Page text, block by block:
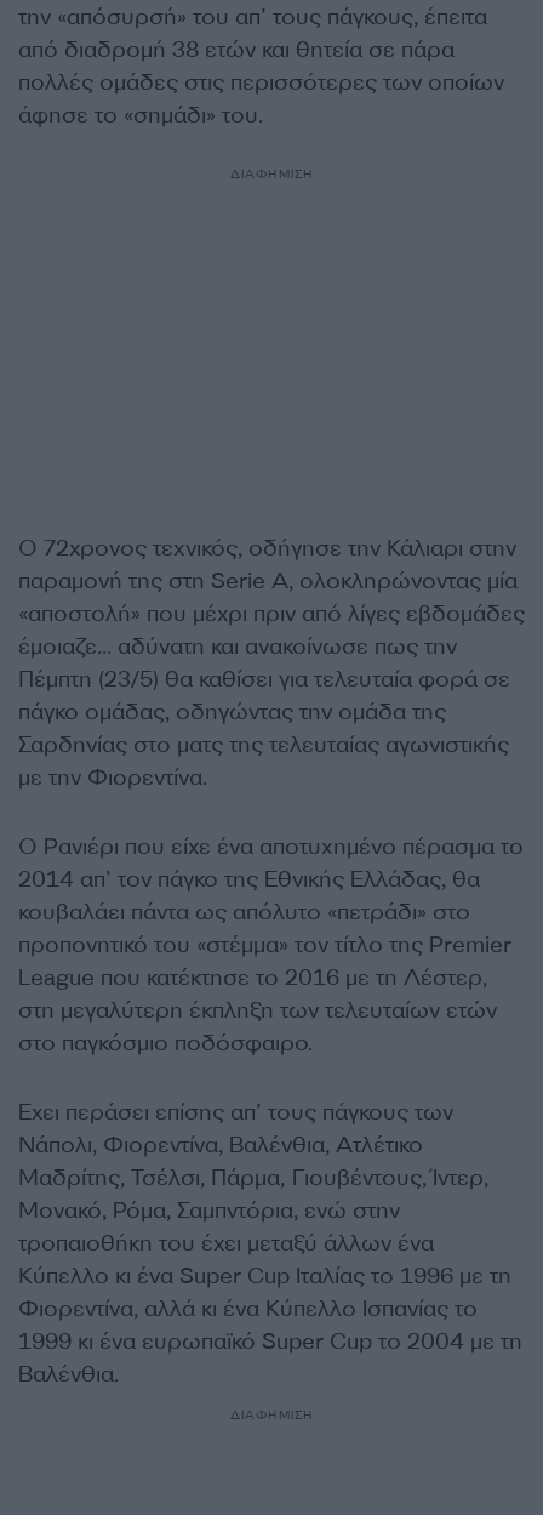
την «απόσυρσή» του απ’ τους πάγκους, έπειτα
από διαδρομή 38 ετών και θητεία σε πάρα
πολλές ομάδες στις περισσότερες των οποίων
άφησε το «σημάδι» του.
ΔΙΑΦΗΜΙΣΗ
Ο 72χρονος τεχνικός, οδήγησε την Κάλιαρι στην
παραμονή της στη Serie A, ολοκληρώνοντας μία
«αποστολή» που μέχρι πριν από λίγες εβδομάδες
έμοιαζε… αδύνατη και ανακοίνωσε πως την
Πέμπτη (23/5) θα καθίσει για τελευταία φορά σε
πάγκο ομάδας, οδηγώντας την ομάδα της
Σαρδηνίας στο ματς της τελευταίας αγωνιστικής
με την Φιορεντίνα.
Ο Ρανιέρι που είχε ένα αποτυχημένο πέρασμα το
2014 απ’ τον πάγκο της Εθνικής Ελλάδας, θα
κουβαλάει πάντα ως απόλυτο «πετράδι» στο
προπονητικό του «στέμμα» τον τίτλο της Premier
League που κατέκτησε το 2016 με τη Λέστερ,
στη μεγαλύτερη έκπληξη των τελευταίων ετών
στο παγκόσμιο ποδόσφαιρο.
Εχει περάσει επίσης απ’ τους πάγκους των
Νάπολι, Φιορεντίνα, Βαλένθια, Ατλέτικο
Μαδρίτης, Τσέλσι, Πάρμα, Γιουβέντους, Ίντερ,
Μονακό, Ρόμα, Σαμπντόρια, ενώ στην
τροπαιοθήκη του έχει μεταξύ άλλων ένα
Κύπελλο κι ένα Super Cup Ιταλίας το 1996 με τη
Φιορεντίνα, αλλά κι ένα Κύπελλο Ισπανίας το
1999 κι ένα ευρωπαϊκό Super Cup το 2004 με τη
Βαλένθια.
ΔΙΑΦΗΜΙΣΗ